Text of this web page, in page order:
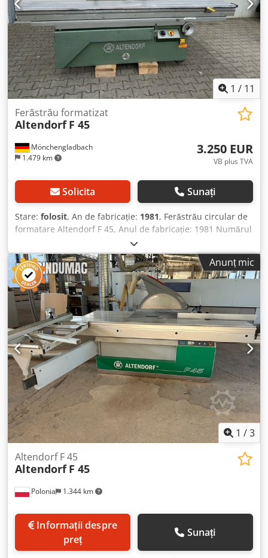
1 / 11
Mönchengladbach
1.479 km
Ferăstrău formatizat
Altendorf F 45
3.250 EUR
VB plus TVA
Solicita Sunați
Stare: folosit, An de fabricație: 1981, Ferăstrău circular de
formatare Altendorf F 45, Anul de fabricație: 1981 Numărul
mașinii: 81-5-37 Motor de 5,5 KW / 400 Volți Agregat de
pre-tăiere de 0,75 KW Dodszm S S Njpfx Afhokr Lungimea
de tăiere: 2800 mm Lățimea de tăiere: 1000 mm
Ridicare/coborâre și înclinare până la 45° prin intermediul
unei roți de mână Turații: 3, 4, 5 și 6000 RPM Diametrul
maxim al pânzei de ferăstrău: 400 mm Înălțimea maximă
de tăiere: 130 mm Dispozitiv de protecție paralel Limitator
pentru tăieri unghiulare
Anunț mic
1 /3
Polonia 1.344 km
Altendorf F 45
Altendorf F 45
preț
Sunați